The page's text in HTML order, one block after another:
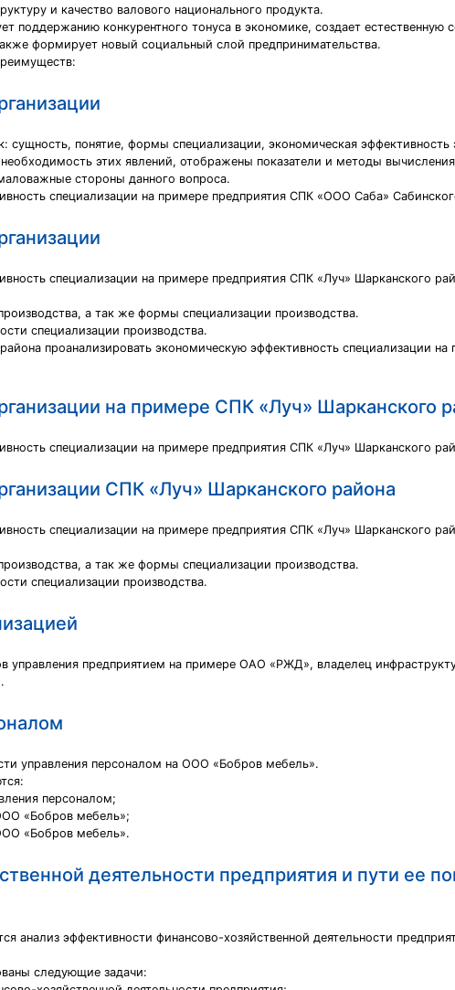
и качество валового национального продукта.
поддержанию конкурентного тонуса в экономике, создает
формирует новый социальный слой предпринимательства.
сущность, понятие, формы специализации, экономическая
этих явлений, отображены показатели и методы
стороны данного вопроса.
специализации на примере предприятия СПК «ООО Саба»
специализации на примере предприятия СПК «Луч» Шарканского
а так же формы специализации производства.
специализации производства.
проанализировать экономическую эффективность специализации на
на примере СПК «Луч» Шарканского
специализации на примере предприятия СПК «Луч» Шарканского
СПК «Луч» Шарканского района
специализации на примере предприятия СПК «Луч» Шарканского
а так же формы специализации производства.
специализации производства.
управления предприятием на примере ОАО «РЖД», владелец
управления персоналом на ООО «Бобров мебель».
персоналом;
«Бобров мебель»;
«Бобров мебель».
деятельности предприятия и пути ее
анализ эффективности финансово-хозяйственной деятельности
следующие задачи: